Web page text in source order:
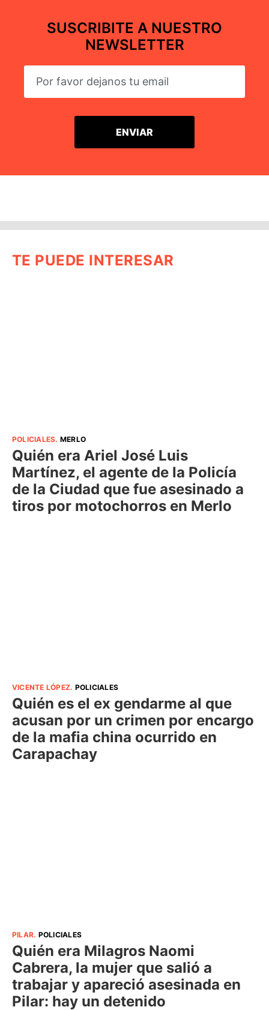
SUSCRIBITE A NUESTRO
NEWSLETTER
TE PUEDE INTERESAR
POLICIALES. MERLO
Quién era Ariel José Luis
Martínez, el agente de la Policía
de la Ciudad que fue asesinado a
tiros por motochorros en Merlo
VICENTE LÓPEZ. POLICIALES
Quién es el ex gendarme al que
acusan por un crimen por encargo
de la mafia china ocurrido en
Carapachay
PILAR. POLICIALES
Quién era Milagros Naomi
Cabrera, la mujer que salió a
trabajar y apareció asesinada en
Pilar: hay un detenido